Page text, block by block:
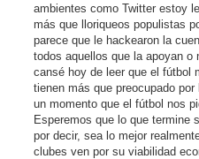
a
j
ambientes como Twitter estoy
más que lloriqueos populistas
parece que le hackearon la
todos aquellos que la apoyan
cansé hoy de leer que el fútbol
tienen más que preocupado
un momento que el fútbol nos
Esperemos que lo que termine
por decir, sea lo mejor
clubes ven por su viabilidad